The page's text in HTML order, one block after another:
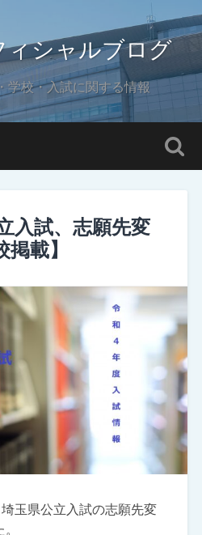
シャルブログ
学校・入試に関する情報
入試、志願先変
載】
玉県公立入試の志願先変